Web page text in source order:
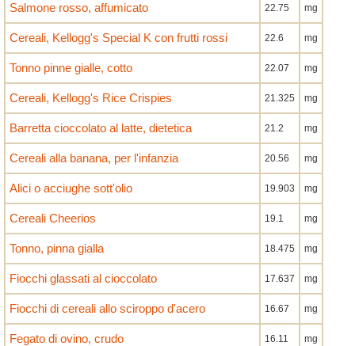
Salmone rosso, affumicato 22.75 mg
Cereali, Kellogg's Special K con frutti rossi 22.6 mg
Tonno pinne gialle, cotto 22.07 mg
Cereali, Kellogg's Rice Crispies 21.325 mg
Barretta cioccolato al latte, dietetica 21.2 mg
Cereali alla banana, per l'infanzia 20.56 mg
Alici o acciughe sott'olio 19.903 mg
Cereali Cheerios 19.1 mg
Tonno, pinna gialla 18.475 mg
Fiocchi glassati al cioccolato 17.637 mg
Fiocchi di cereali allo sciroppo d'acero 16.67 mg
Fegato di ovino, crudo 16.11 mg